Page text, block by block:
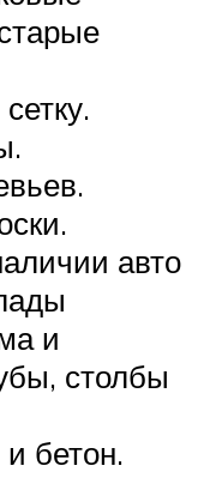
авто
и
столбы
бетон.